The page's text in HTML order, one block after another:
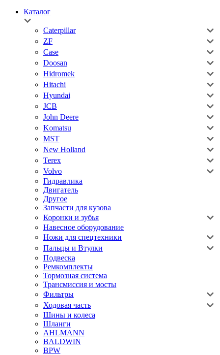
Каталог
Caterpillar
ZF
Case
Doosan
Hidromek
Hitachi
Hyundai
JCB
John Deere
Komatsu
MST
New Holland
Terex
Volvo
Гидравлика
Двигатель
Другое
Запчасти для кузова
Коронки и зубья
Навесное оборудование
Ножи для спецтехники
Пальцы и Втулки
Подвеска
Ремкомплекты
Тормозная система
Трансмиссия и мосты
Фильтры
Ходовая часть
Шины и колеса
Шланги
AHLMANN
BALDWIN
BPW